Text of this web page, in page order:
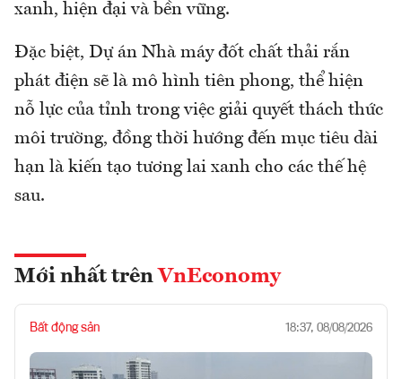
xanh, hiện đại và bền vững.
Đặc biệt, Dự án Nhà máy đốt chất thải rắn
phát điện sẽ là mô hình tiên phong, thể hiện
nỗ lực của tỉnh trong việc giải quyết thách thức
môi trường, đồng thời hướng đến mục tiêu dài
hạn là kiến tạo tương lai xanh cho các thế hệ
sau.
Mới nhất trên VnEconomy
Bất động sản 18:37, 08/08/2026